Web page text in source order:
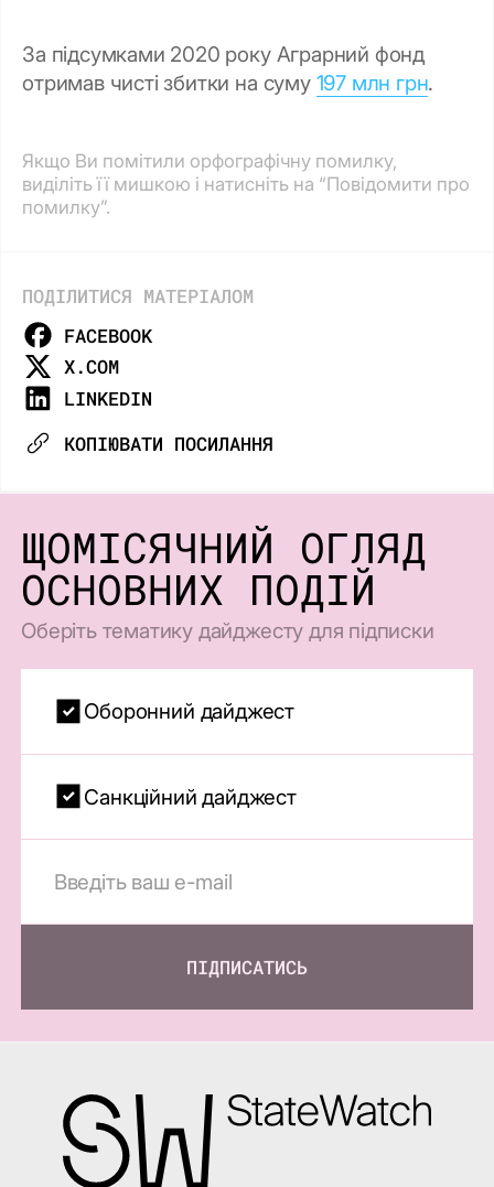
За підсумками 2020 року Аграрний фонд
отримав чисті збитки на суму 197 млн грн.
Якщо Ви помітили орфографічну помилку,
виділіть її мишкою і натисніть на “Повідомити про
помилку”.
ПОДІЛИТИСЯ МАТЕРІАЛОМ
FACEBOOK
X.COM
LINKEDIN
КОПІЮВАТИ ПОСИЛАННЯ
ЩОМІСЯЧНИЙ ОГЛЯД
ОСНОВНИХ ПОДІЙ
Оберіть тематику дайджесту для підписки
Оборонний дайджест
Санкційний дайджест
ПІДПИСАТИСЬ